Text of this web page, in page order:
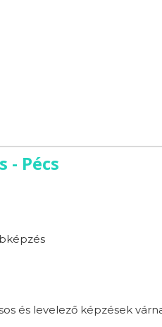
Pécs
és levelező képzések